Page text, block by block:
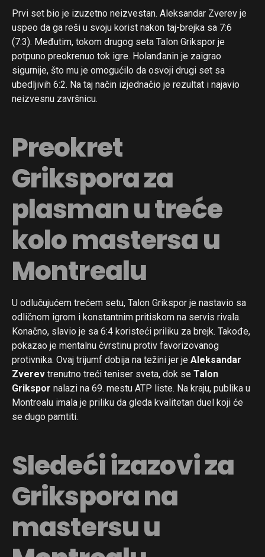
Prvi set bio je izuzetno neizvestan. Aleksandar Zverev je
uspeo da ga reši u svoju korist nakon taj-brejka sa 7:6
(7:3). Međutim, tokom drugog seta Talon Grikspor je
potpuno preokrenuo tok igre. Holanđanin je zaigrao
sigurnije, što mu je omogućilo da osvoji drugi set sa
ubedljivih 6:2. Na taj način izjednačio je rezultat i najavio
neizvesnu završnicu.
Preokret
Grikspora za
plasman u treće
kolo mastersa u
Montrealu
U odlučujućem trećem setu, Talon Grikspor je nastavio sa
odličnom igrom i konstantnim pritiskom na servis rivala.
Konačno, slavio je sa 6:4 koristeći priliku za brejk. Takođe,
pokazao je mentalnu čvrstinu protiv favorizovanog
protivnika. Ovaj trijumf dobija na težini jer je Aleksandar
Zverev trenutno treći teniser sveta, dok se Talon
Grikspor nalazi na 69. mestu ATP liste. Na kraju, publika u
Montrealu imala je priliku da gleda kvalitetan duel koji će
se dugo pamtiti.
Sledeći izazovi za
Grikspora na
mastersu u